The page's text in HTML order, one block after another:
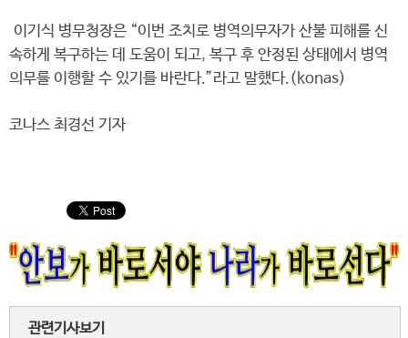
이기식 병무청장은 “이번 조치로 병역의무자가 산불 피해를 신
속하게 복구하는 데 도움이 되고, 복구 후 안정된 상태에서 병역
의무를 이행할 수 있기를 바란다.”라고 말했다.(konas)
코나스 최경선 기자
관련기사보기